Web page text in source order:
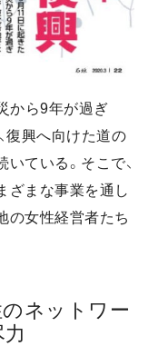
から9年が過ぎ
復興へ向けた道の
ている。そこで、
ざまな事業を通し
の女性経営者たち
ネットワー